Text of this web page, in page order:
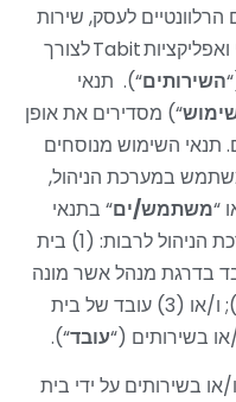
הרלוונטיים לעסק, שירות
Tabitלצורך
“השירותים“). תנאי
“) מסדירים את אופן
תנאי השימוש מנוסחים
במערכת הניהול,
“משתמש/ים“ בתנאי
שימוש אלה, הוא כל משתמש במערכת הניהול לרבות: (1) בית
עובד בדרגת מנהל אשר מונה
); ו/או (3) עובד של בית
בשירותים (“עובד“).
בשירותים על ידי בית